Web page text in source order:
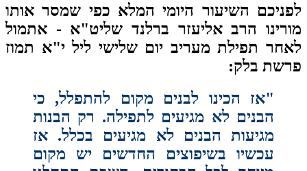
השיעור היומי המלא כפי שמסר אותו
הרב אליעזר ברלנד שליט"א - אתמול
תפילת מעריב יום שלישי ליל י"א תמוז
בלק:
"אז הכינו לבנים מקום להתפלל, כי הבנים לא מגיעים לתפילה. רק הבנות מגיעות הבנים לא מגיעים בכלל. אז עכשיו בשיפוצים החדשים יש מקום מיוחד לכל הבחורים, השבת התחלנו בארבע ורבע, גמרנו בעשרה לשמונה, אחרי זה אפשר לישון עשר שעות. אפשר לישון בשבת משמונה עד תשע, תשע עד שבע זה עשר שעות. התחלנו את התפילה אחרי זה ברבע לשמונה גמרנו באחד עשרה ורבע שלוש סעודות עם מלווה מלכה כל זה אדם חייב להיות, כל הבחורים והבנות חייבות להיות גם במלווה מלכה גם בשלישדע'ס לשמוע את השיעורים את החיזוקים. את השיעורים בבוקר, בבוקר אין רמקול אבל מי ששמע שמע, דיברנו מהמרפסת, מי ששמע שמע. דיברנו על בת יפתח, דיברנו על בת יפתח שהייתה שתלטנית, שהייתה חצופה, שהייתה ילדה מאוד קשה. הביאה לאבא שלה את הסכין אמרה תשחט אותי עם הסכין, אתה אמרת לשחוט תשחט, לא ויתרה לו, לא ויתרה לאבא שלה. אני לא אוותר לך על מילה אחת, אשר פצית את פיך תקיים, הוא רצה להתחמק להגיד לא, מחר מחרותיים. לא מחר! עכשיו! 'עסקה עכשיו'. רוצים 'עסקה עכשיו'. עכשיו תשחט אותי ואז הוא שם אותה על המזבח, הביאה לו את הסכין, הסכין נטפה שלוש טיפות זה נכנס בכל האגמים בכל הזהו, לכן אסור בתקופה. עכשיו בתקופה תקופת תמוז, השנה זה היה ט"ו סיון, אז שנה הבאה זה ט"ו תמוז, שנה מעוברת זה ט"ו סיון. אבל תקופה תמוז, הוא אומר זה מתחיל בשלוש טיפות דם. לכן באותה שניה אסור לשתות מים, באותה שניה אסור לשתות מים מהברזים, רק מבקבוקים סגורים. אז זה הייתה בת יפתח שלכן, היא רוקדת בשמיים כעת, יצאה בתופים ובמחולות לקראת אבא שלה. הוא חשב שתצא כבשה עז פרה. אז אדם צריך לדעת שהאשה תמיד יותר תקיפה מהאיש. הגמרא אומרת שהאשה נבראה מהעצם, יש לה יותר תקיפות יותר עזה, "עז כנמר קל כנשר רץ כצבי גיבור כארי" זה נאמר על הבת על האשה. אשה בגיל שלוש עשרה יש לה איי־קיו פי מיליון מאשר לאיש, היא יכולה לדעת את כל החשבונות גיאומטריה אלגברה מתמטיקה, אדם צריך לדעת היום את כל החשבונות. כי לומדים עירובין לומדים רש"י בשמואל. שמואל כ"ד פסוק ג'. וכל בת צריכה ללמוד עכשיו בין הזמנים עכשיו חופש הגדול לבנים זה רק יתחיל בי"ב אב, ויש כאלה אפילו בד' אב – יום חמישי ד' אב. אבל לבנות התחיל כבר החופש הגדול. הם צריכות להספיק את כל החומר שהם הפסידו כל בת צריכה ללמוד בסמינר להיות מורה מנהלת. להספיק את כל החומר שהיא הפסידה באלגברה מתמטיקה, זה הכל חשבונות פשוטים לדעת את כל הרש"י. את כל החשבונות שרש"י מביא לנו. לקרוא כל יום פרק ביהושע בשופטים בשמואל אז היא תוכל להיות להיות מנהלת סמינר, היא תדע כל יום היא תדע פרק, ולגמור כל יום תהילים עכשיו זה בין הזמנים. משמונה בבוקר עד שמונה בערב זה שתיים עשרה שעות, אפשר לגמור את כל החומר גם לשנה הבאה כמו איינשטיין, היה גומר את כל החומר לשנה הבאה ובכיתה היה זורק קליפות על המורים, ופעם הוא זרק כיסא על מורה פתח לה את הראש. כמו לטראמפ פתחו לו את האוזן, אז זה שיורה לא יודע לירות. באמריקה לא יודעים לירות, אין צלפים, במקום לפגוע לו באף פגעו לו באוזן לא יודעים זה הכל שלומזניקים. עכשיו רוצים לפטר את הראש של הסי־אי־אי, איך... אתם רוצים לירות בבן אדם, בסך הכל מאה מטר, מה זה מאה מטר, זה כל ילד קטן יכול לכוון מאה מטר. מה זה מאה מטר. כל ילד בגיל שלוש יכול לכוון את האקדח שלו למאה מטר, אבל האמריקאים שלומזניקים לא יודעים לירות לא יודעים כלום. לא יודעים שום דבר, לא יודעים כלום, הכי טיפשים זה האמריקאים, כל היום תאוות ממון הם בכלל לא יודעים לירות ברובה. לא יודעים כלום. אז אדם צריך לדעת שעכשיו אנחנו צריכים כל בת צריכה להשלים את החומר שלה, וגם את החומר של השנה הבאה, וכל בת יכול ללמוד את כל החשבונות. מה שרש"י אומר "כהם וכהם מאה פעמים" עושים מאה פעמים שתיים זה שתי שניות זה שתיים ארבע שמונה, שש עשרה, שלושים ושתיים, ששים וארבע, אחרי זה מאה עשרים ושמונה, אחרי זה מאתיים חמישים ושש, חמש מאות ושתיים עשרה, תוך עשר שניות הגענו לאלף. אחרי עוד עשר שניות למיליון, עוד עשר שניות מגיעים למיליארד אחרי זה ארבעים שניות מגיעים לאלף מיליארד חמישים שניות מגיעים לאלף מיליארד. ברגע שאנחנו בשישים שניות אז אנחנו מגיעים לטריליון שמונה עשרה אפסים, אחרי זה שבעים שניות מגיעים לאלף טריליון אחרי זה שמונים שניות מגיעים כבר למיליון טריליון, אחרי זה תשעים שניות מגיעים כבר למיליארד טריליון, עד שאנחנו מגיעים למאה. כבר הגענו הגענו תוך עשר שניות ל[אלף] מיליארד טריליון. זה מספר שלושים אפסים. ואם אנחנו עושים שלושים אפסים זה פעמיים טריליון- שלושים ושש אפסים. אם אנחנו עושים מאה שמונים, אנחנו מגיעים לשלוש טריליון זה נקרא מאה עשרים ושבע אפסים. זה נקרא שתיים עשרה שמונה עשרה אפסים, עשרים ושבע אפסים, אנחנו מגיעים אחרי זה לשבעים ושתיים אפסים. מגיעים בארבע טריליון, טריליון טריליון טריליון, זה עשרים וארבע, זה סוד כדה של רבקה. רבקה עם הכד שלה הכניעה את כל הקליפות, רבקה הכניעה כבר את כל הקליפות עד סוף כל הדורות לכן שלוש פעמים כד זה אריה, זה ענני כבוד, זה "מי ומי ההולכים" זה יהושע וכלב גימטריא "מי ומי ההולכים". כל זה גימטריא של תשע פעמים כד, אבל אם הכד הוא עשר פעמים כד, אז זה היה שבעים ושתיים אפסים, אז היא הייתה מכניעה את עשו לגמרי. כי אליעזר ראה "וכדה על שכמה" הוא ראה את עשו, הוא רצה לחזור בחזרה, הוא התקשר אלי אמרתי לו תבטל את השידוך מיד. אני לא רוצה כזו אשה שמביאה עשו לעולם, איזה מין אשה זאת. אז מיד בא נפתלי רופשיצע'ר עכשיו זה היארצייט של הנכד שלו יום ראשון – רבי מאיר מדיז'יקוב. בדיוק היה היארצייט שלו מאה חמישים שנה, הוא אמר לא לא לא, אתה לא רואה טוב, אתה לא יודע להתסכל רבינו אומר בתורה מ"ו חלק ב', צריכים לדעת ליקוטי מוהר"ן בעל פה, עכשיו בין הזמנים גם הבנים צריכים לדעת ליקוטי מוהר"ן בעל פה. בבין הזמנים אפשר לדעת את הכל בעל פה, ליקוטי מוהר"ן, ליקוטי הלכות, לגמור בשלושים יום את כל הליקוטי מוהר"ן, כל ליקוטי הלכות. מה הרב'ה אומר בתורה מ"ו חלק ב'. קֻשיא [ר"ת] "שמע ה' קולי אקרא" יש לך קושיא על הצדיק, קושיא על התורה. קושיא על הרש"י. תצעק לה' תלך לשדה, אז אליעזר הלך לשדה. צעק לה' בא ר' נפתלי רופשיצר, עם הנכד ר' מאיר מדיז'יקוב אמר אתה לא מבין, אתה לא רואה, אתה לא יודע. והאיש משתאה לה מחריש, מחריש זה יעקב ועשו. יעקב זה הפנימיות ועשו [זה הקליפה שלו – החיצוניות] לכן יעקב לא יכל להרוג את עשו. כי רבקה אמרה "למה אשכל גם שניכם ביום אחד" ביום שימות עשו, ימות יעקב ביום שימות יעקב ימות עשו. אז איך יעקב יכול להרוג את עשו באותו היום גם הוא ימות, אז הוא היה צריך לחכות עד שהוא בא למערת המכפלה, שבעים ימי החנוטים, ועוד ארבעת עשרה יום זה ימי החנוכה, הוא הגיע בערב חנוכה. ואז נפתלי נתן קפיצה מחברון לאלכסנדריה לחפש בארכיונים בטאבו בארנונה, והוא לא מצא את השטר. בינתיים חושים שהיה חרש אילם, שבהתחלה היה ממנו ששים ושתים אלף שבע מאות, אחרי זה ששים וארבע אלף ארבע מאות. מילד אחד חרש אילם. הוא אמר אני לא מבין, מה הביזיון שעושים לסבא שלי, למה משכיבים אותו ככה בחוץ? עשו לו רמזים נפתלי קפץ איזה קפץ אני בשניה מוריד לו את הראש הוא אמר מה זה כאן ואז "ישמח צדיק חזה נקם" והעיניים של עשיו נפלו למיטה של יעקב, ואז קברו את שניהם. הערבים מראים את יוסוף. כשהיינו במערת המכפלה לפני ארבעים וחמש שנה אז הראו לנו את יוסוף אמרו פה קבור יוסוף זה עשו. אז הערבים שומרים את המקום איפה שהוא קבור, הם עד היום מאמינים בעשו. אנחנו לנו יש את יעקב, יעקב נקרא ישראל "ויקרבו ימי ישראל למות" כתוב שרק שיעקב נשא את לאה, הוא הגיע לדרגת ישראל. כי לאה זה אמא עילאה, אז אדם לא יכול לאהוב אמא, אדם יכול לאהוב [את] אשתו. אמא הוא יכול לכבד להעריץ לשמוע בקולה, אבל לאהוב הוא רק אוהב את אשתו, אז כתוב "ויאהב יעקב את רחל" אבל לאה זה אמא עילאה, אמא עילאה, אז לכן "ועיני לאה רכות" היא כל היום רק מתפללת, האשה היא נבראה להתפלל כל יום צריכה להגיד תהילים, כל יום צריכה להגיד את כל העשרים וארבע ספרים, ישעיהו יחזקאל הושע אחרי זה תרי עשר, ואחרי זה לדעת את מגילת אסתר. כי ר' נתן אומר שכל אשה זה ניצוץ מאסתר, כל אשה כשר, כתוב במילה ד' כ"ד – כד של רבקה – כל אשה זה ניצוץ מאסתר. אז כל אשה צריכה לדעת את כל החשבונות. וגם מה שרש"י מביא לנו בפרק כ"ד פסוק ג', וגם מה שכל עירובין הרי... גם כל בן צריך לדעת מסכת עירובין, כל החשבונות. אם הרוחב הוא עשר סנטימטר, אז הוא שלושים, אם הרוחב זה עשרים אז זה שישים, אם הרוחב זה שלושים זה תשעים, ואם הרוחב זה ארבעים זה מאה עשרים סנטימטר. הגמרא אומרת "ולא דק" מה זה לא דק? אז לכן לומדים מתמטיקה שלא דק זה שלוש נקודה ארבע עשרה, אז אנחנו עושים עוד פעם את החשבון, אז אם זה עשר זה שלושים ואחד נקודה ארבע, אם זה עשרים ששים ושתים נקודה שמונה, אם זה שלושים זה כבר תשעים וארבע נקודה שתיים. ארבע שתיים זה שם מ"ב. ואם זה ארבעים אז אנחנו מגיעים כבר למאה עשרים וחמש נקודה שש. זה הכל שמכפילים את זה בצורה מדויקת, שלוש נקודה ארבע עשרה ואחרי זה צריכים לדעת את השבעים אמה ושיריים. שבעים אמה ושיריים כל זה מסכת עירובין, אדם לומד מסכת עירובין הוא צריך לדעת את כל החשבונות ילד בגיל שלוש עשרה צריך לדעת את כל החשבונות, איך עושים שבעים אמה ושיריים. שבעים אמה וארבע טפחים איך מגיעים. אומרת הגמרא חצר המשכן. עכשיו למדנו על המשכן, מה שייך חצר המשכן לשבעים אמה ושיריים. מה שייך שבעים אמה ושיריים לחצר המשכן? אבל כיוון ששובו בנים הם לא יודעים חשבון אז הם מתבלבלים, כמה זה חצר המשכן? חמישים על מאה, חמישים על מאה זה חמש אלף, כמה זה שלוש לחמש אלף שבעים נקודה שני שליש. עושים את החשבון בשתי שניות אחרי זה כל אחד יעשה את זה בבית. יחזור מה שלמדנו. אז כל בת צריכה לדעת את כל הגיאומטריה ואת כל המתמטיקה. וגם בנים צריכים לדעת, בנים צריכים לדעת, הם צריכים לדעת עירובין, את כל החשבונות. מה זה שבעים אמה ושיריים מה זה רוחב וקוטר ועיגול ואם הסוכה היא עשויה מעיגול אז כמה רוחב צריך להכנס שם עשרים וארבע אנשים בעיגול. וכל החשבונות האלה יש לנו עכשיו בין הזמנים ארוך, חודשיים בין הזמנים, כל בן וכל בת צריכים לדעת כל החשבונות האלה. גם ברש"י שמואל ב' כ"ד ג', גם בעירובין, איך מגיעים לשבעים אמה ושיריים, איך מגיעים לעיגול של תשעים וארבע נקודה שתיים ברוחב של שלושים. כל הדברים האלה צריך ללמוד לדעת עכשיו. זה עכשיו אפשר ללמוד עד עשר ולישון מעשר עד שש, אם כל הבנים יגיעו לתפילה. כל הבחורים כל הבנות. אין שום בחור שפטור מתפילה, אין דבר כזה. כל בחור צריך להיות בארבע וחצי, וגומרים בשמונה ואחרי זה יושנים מתשע עד שבע עשר שעות. ואחרי זה באים למלווה מלכה ושומעים את השיעורים את החיזוקים על בת יפתח שבסוף לא שחטו אותה בכלל. כל אחד יחפש בגמרא במדרשים איפה כתוב שלא שחטו אותה. אנחנו יודעים שלא שחטו את יצחק, אבל אף אחד לא יודע שלא שחטו את בת יפתח. זה סוד שאף אחד לא יודע אותו. כל זה אומרים מסבירים בשיעורים שאף אחד לא יודע איפה הם כתבום! אף אחד לא יודע... אפילו משיח הוא לא יגיד חידושים כאלה!. אז כל אחד צריך לדעת שכל שיעור אומרים חידושים חדשים לגמרי שלא כתובים בשום ספר בעולם, רק בספרים נדירים מאוד, ספרים נדירים שרק מצאו אותם בגניזה. את המאירי מצאו בגניזה ספרים שלמים מצאו רק בגניזות. את האור זרוע מצאו בגניזה. את ה... כל מיני ספרים עתיקים עתיקים. שמסבירים את כל הסוגיא של חרדל ודבורים. עכשיו חרדל ודבורים צריכים לדעת, רבנן אומרים שהחרדל מזיק. רבי יוסי אומר הפוך הדבורים מזיקים, צריכים לדעת מי מזיק, מה זה חרדל מה זה דבורים כתוב [-]. כל הסוגיא של חרדל ודבורים כל התוספותים, כל התוספותים צריך לדעת את הכל. בחור יכול עכשיו ללמוד, עד אחד עשרה את כל התוספותים של חרדל ודבורים, זה סוגיא הכי מסובכת. אבל אם בחור טיפה שם את השכל שלו אז הוא יכול להבין כל דבר – דבר שכתוב. גם את העץ חיים צריכים לדעת, הרב'ה אומר שא